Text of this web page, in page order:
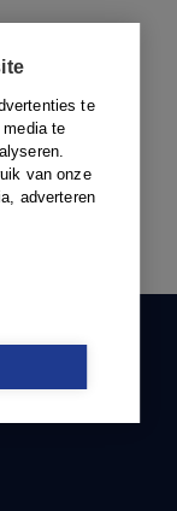
te
te
van onze
adverteren